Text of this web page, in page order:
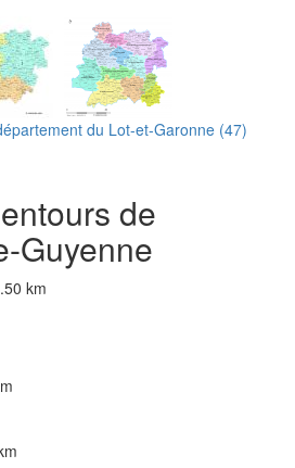
du Lot-et-Garonne (47)
de
Guyenne
km